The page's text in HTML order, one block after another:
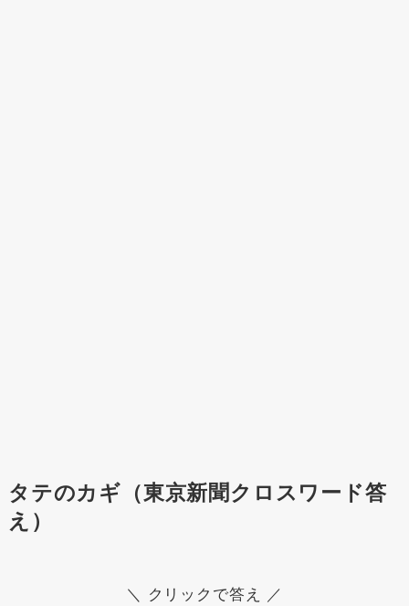
タテのカギ（東京新聞クロスワード答
え）
＼ クリックで答え ／